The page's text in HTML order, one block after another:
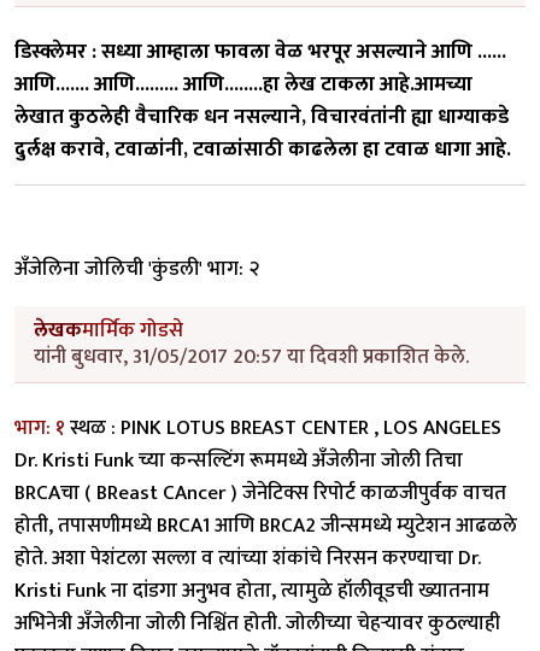
डिस्क्लेमर : सध्या आम्हाला फावला वेळ भरपूर असल्याने आणि ......
आणि....... आणि......... आणि........हा लेख टाकला आहे.आमच्या
लेखात कुठलेही वैचारिक धन नसल्याने, विचारवंतांनी ह्या धाग्याकडे
दुर्लक्ष करावे, टवाळांनी, टवाळांसाठी काढलेला हा टवाळ धागा आहे.
अँजेलिना जोलिची 'कुंडली' भाग: २
लेखकमार्मिक गोडसे
यांनी बुधवार, 31/05/2017 20:57 या दिवशी प्रकाशित केले.
भाग: १स्थळ : PINK LOTUS BREAST CENTER , LOS ANGELES
Dr. Kristi Funk च्या कन्सल्टिंग रूममध्ये अँजेलीना जोली तिचा
BRCAचा ( BReast CAncer ) जेनेटिक्स रिपोर्ट काळजीपुर्वक वाचत
होती, तपासणीमध्ये BRCA1 आणि BRCA2 जीन्समध्ये म्युटेशन आढळले
होते. अशा पेशंटला सल्ला व त्यांच्या शंकांचे निरसन करण्याचा Dr.
Kristi Funk ना दांडगा अनुभव होता, त्यामुळे हॉलीवूडची ख्यातनाम
अभिनेत्री अँजेलीना जोली निश्चिंत होती. जोलीच्या चेहर्‍यावर कुठल्याही